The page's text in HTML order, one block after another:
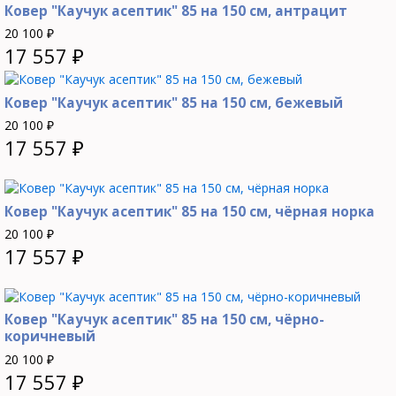
Ковер "Каучук асептик" 85 на 150 см, антрацит
20 100 ₽
17 557 ₽
Ковер "Каучук асептик" 85 на 150 см, бежевый
20 100 ₽
17 557 ₽
Ковер "Каучук асептик" 85 на 150 см, чёрная норка
20 100 ₽
17 557 ₽
Ковер "Каучук асептик" 85 на 150 см, чёрно-
коричневый
20 100 ₽
17 557 ₽